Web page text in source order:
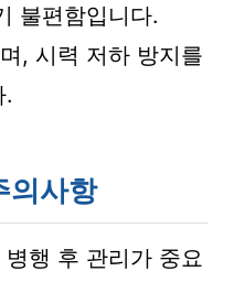
불편함입니다.
, 시력 저하 방지를
.
의사항
행 후 관리가 중요